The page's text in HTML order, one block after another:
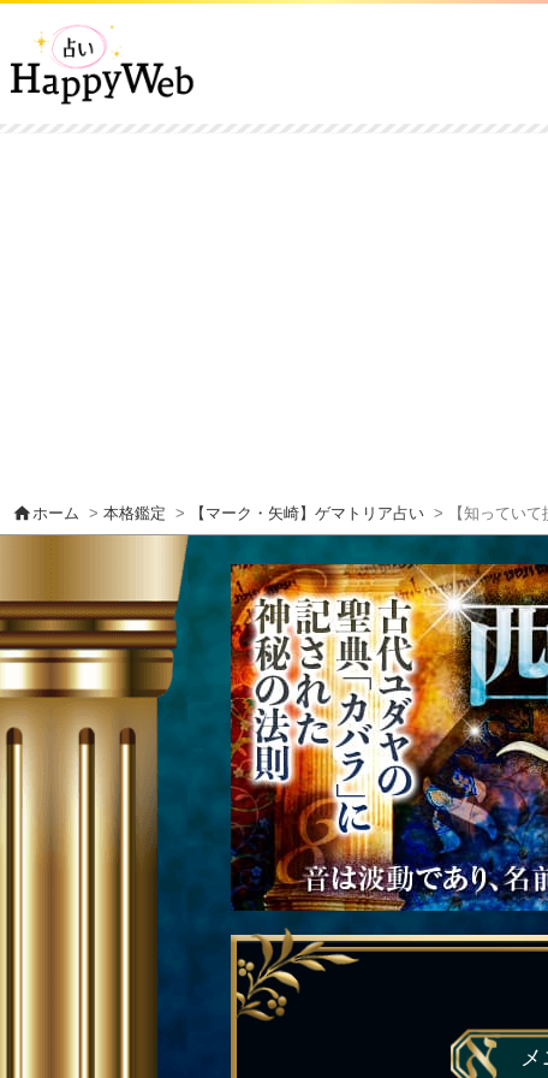
homeホーム > 本格鑑定 > 【マーク・矢崎】ゲマトリア占い > 【知っていて
メ